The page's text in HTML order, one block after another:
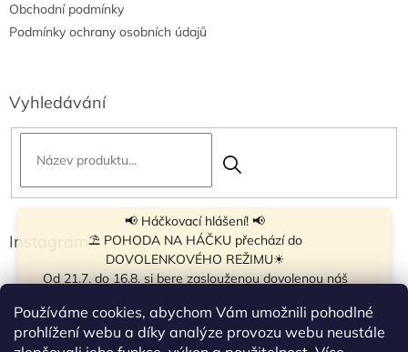
Používáme cookies, abychom Vám umožnili pohodlné
prohlížení webu a díky analýze provozu webu neustále
📢 Háčkovací hlášení! 📢
⛱ POHODA NA HÁČKU přechází do
DOVOLENKOVÉHO REŽIMU☀
Od 21.7. do 16.8. si bere zaslouženou dovolenou náš
krátkou pauzu.
Objednávky přijímáme dál - klubíčka, která máme
Obchodní podmínky
Podmínky ochrany osobních údajů
Vyhledávání
Instagram